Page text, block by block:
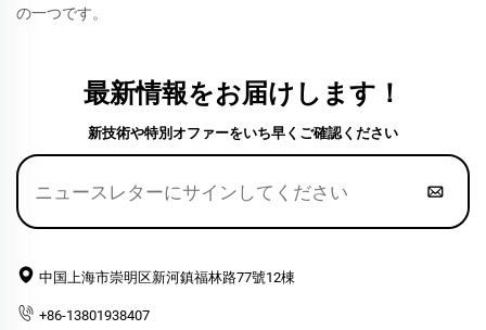
の一つです。
最新情報をお届けします！
新技術や特別オファーをいち早くご確認ください
中国上海市崇明区新河鎮福林路77號12棟
+86-13801938407